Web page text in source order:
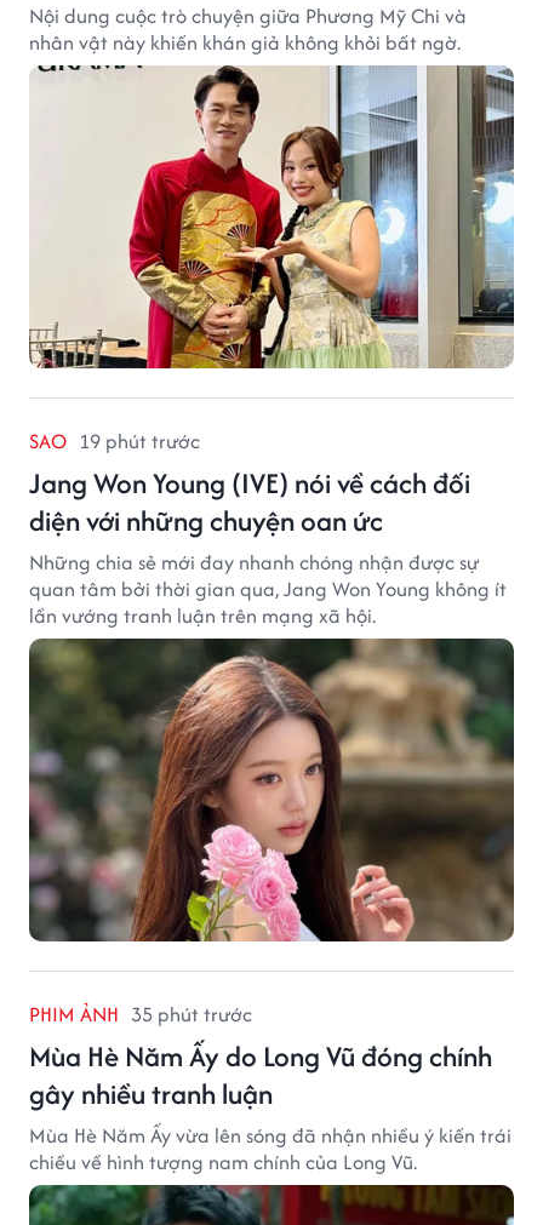
Nội dung cuộc trò chuyện giữa Phương Mỹ Chi và
nhân vật này khiến khán giả không khỏi bất ngờ.
SAO 19 phút trước
Jang Won Young (IVE) nói về cách đối
diện với những chuyện oan ức
Những chia sẻ mới đay nhanh chóng nhận được sự
quan tâm bởi thời gian qua, Jang Won Young không ít
lần vướng tranh luận trên mạng xã hội.
PHIM ẢNH 35 phút trước
Mùa Hè Năm Ấy do Long Vũ đóng chính
gây nhiều tranh luận
Mùa Hè Năm Ấy vừa lên sóng đã nhận nhiều ý kiến trái
chiều về hình tượng nam chính của Long Vũ.